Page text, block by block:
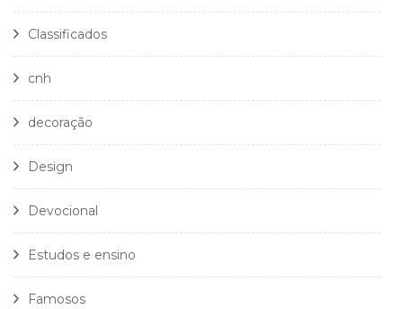
Classificados
cnh
decoração
Design
Devocional
Estudos e ensino
Famosos